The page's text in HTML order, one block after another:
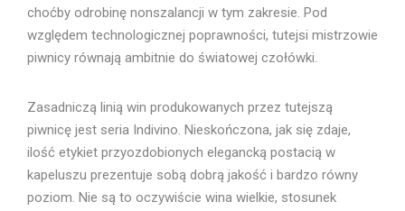
choćby odrobinę nonszalancji w tym zakresie. Pod
względem technologicznej poprawności, tutejsi mistrzowie
piwnicy równają ambitnie do światowej czołówki.
Zasadniczą linią win produkowanych przez tutejszą
piwnicę jest seria Indivino. Nieskończona, jak się zdaje,
ilość etykiet przyozdobionych elegancką postacią w
kapeluszu prezentuje sobą dobrą jakość i bardzo równy
poziom. Nie są to oczywiście wina wielkie, stosunek